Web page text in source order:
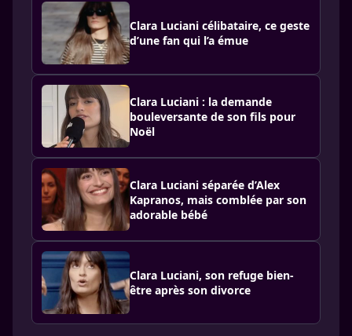
Clara Luciani célibataire, ce geste
d’une fan qui l’a émue
Clara Luciani : la demande
bouleversante de son fils pour
Noël
Clara Luciani séparée d’Alex
Kapranos, mais comblée par son
adorable bébé
Clara Luciani, son refuge bien-
être après son divorce